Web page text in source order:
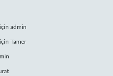
için admin
için Tamer